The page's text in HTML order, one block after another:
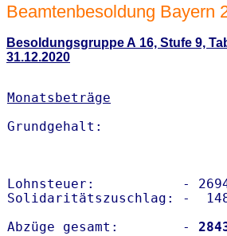
Beamtenbesoldung Bayern
Besoldungsgruppe A 16, Stufe 9,
31.12.2020
Monatsbeträge
Lohnsteuer:           -
Solidaritätszuschlag: -
Abzüge gesamt:        -